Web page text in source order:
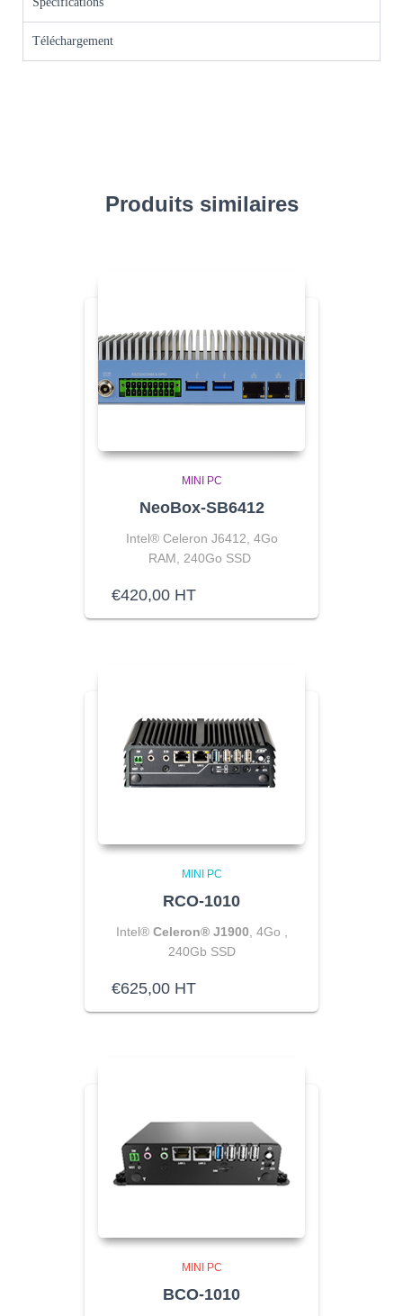
Téléchargement
Produits similaires
MINI PC
NeoBox-SB6412
Intel® Celeron J6412, 4Go
RAM, 240Go SSD
€420,00 HT
MINI PC
RCO-1010
Intel® Celeron® J1900 , 4Go ,
240Gb SSD
€625,00 HT
MINI PC
BCO-1010